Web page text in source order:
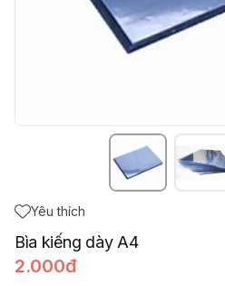
Yêu thích
Bìa kiếng dày A4
2.000đ